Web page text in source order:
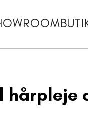
hårpleje